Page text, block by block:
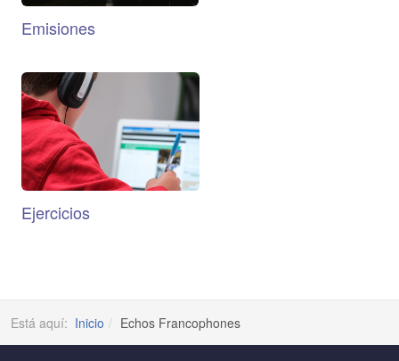
Emisiones
Ejercicios
Está aquí: Inicio Echos Francophones